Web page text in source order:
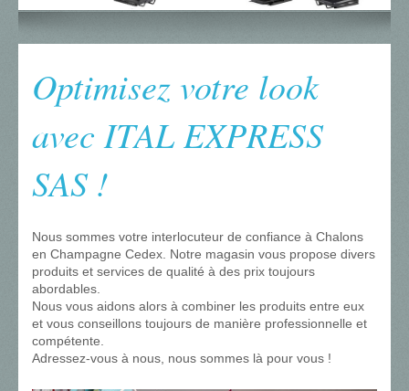
Optimisez votre look
avec ITAL EXPRESS
SAS !
Nous sommes votre interlocuteur de confiance à Chalons
en Champagne Cedex. Notre magasin vous propose divers
produits et services de qualité à des prix toujours
abordables.
Nous vous aidons alors à combiner les produits entre eux
et vous conseillons toujours de manière professionnelle et
compétente.
Adressez-vous à nous, nous sommes là pour vous !